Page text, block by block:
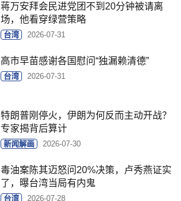
蒋万安拜会民进党团不到20分钟被请离
场，他看穿绿营策略
台湾 2026-07-31
高市早苗感谢各国慰问“独漏赖清德”
台湾 2026-07-31
特朗普刚停火，伊朗为何反而主动开战？
专家揭背后算计
新闻解画 2026-07-30
毒油案陈其迈怒问20%决策，卢秀燕证实
了，曝台湾当局有内鬼
台湾 2026-07-28